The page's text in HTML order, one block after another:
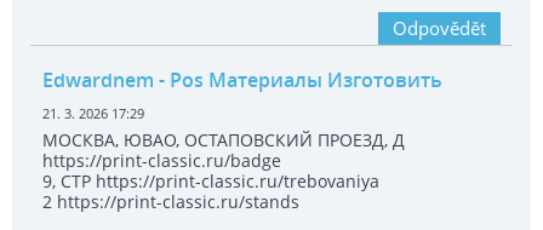
Odpovědět
Edwardnem - Pos Материалы Изготовить
21. 3. 2026 17:29
МОСКВА, ЮВАО, ОСТАПОВСКИЙ ПРОЕЗД, Д
https://print-classic.ru/badge
9, СТР https://print-classic.ru/trebovaniya
2 https://print-classic.ru/stands